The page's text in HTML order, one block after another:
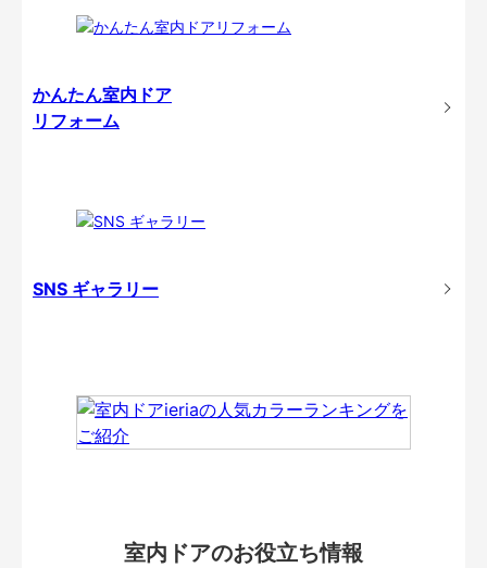
かんたん室内ドア
リフォーム
SNS ギャラリー
室内ドアのお役立ち情報